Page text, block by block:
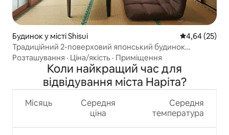
Будинок у місті Shisui Середня
4,64 (25)
Традиційний 2-поверховий японський будинок
поблизу Нарити
Розташування · Ціна/якість · Приміщення
Коли найкращий час для
відвідування міста Наріта?
Місяць
Середня
ціна
Середня
температура